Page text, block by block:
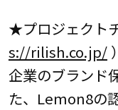
★プロジェクト
s://rilish.co.jp/
企業のブランド
た、Lemon8の